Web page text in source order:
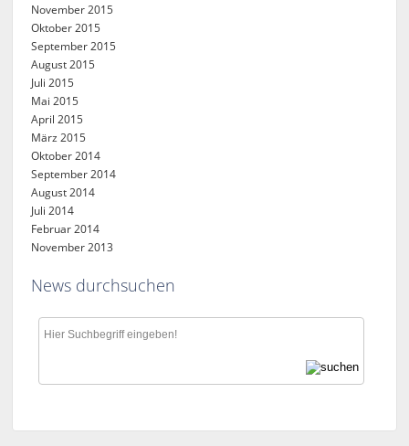
November 2015
Oktober 2015
September 2015
August 2015
Juli 2015
Mai 2015
April 2015
März 2015
Oktober 2014
September 2014
August 2014
Juli 2014
Februar 2014
November 2013
News durchsuchen